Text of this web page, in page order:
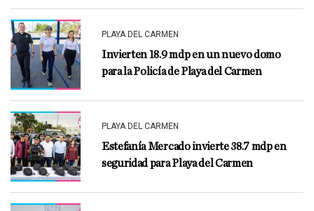
PLAYA DEL CARMEN
Invierten 18.9 mdp en un nuevo domo
para la Policía de Playa del Carmen
PLAYA DEL CARMEN
Estefanía Mercado invierte 38.7 mdp en
seguridad para Playa del Carmen